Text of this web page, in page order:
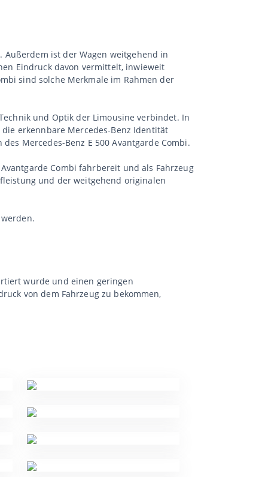
Außerdem ist der Wagen weitgehend in
Eindruck davon vermittelt, inwieweit
sind solche Merkmale im Rahmen der
und Optik der Limousine verbindet. In
erkennbare Mercedes-Benz Identität
Mercedes-Benz E 500 Avantgarde Combi.
Combi fahrbereit und als Fahrzeug
und der weitgehend originalen
wurde und einen geringen
von dem Fahrzeug zu bekommen,